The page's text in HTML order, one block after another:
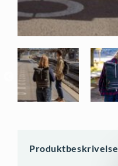
Produktbeskrivelse